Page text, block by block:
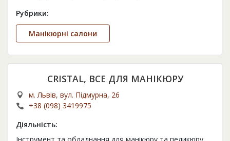
Рубрики:
Манікюрні салони
CRISTAL, ВСЕ ДЛЯ МАНІКЮРУ
м. Львів, вул. Підмурна, 26
+38 (098) 3419975
Діяльність: